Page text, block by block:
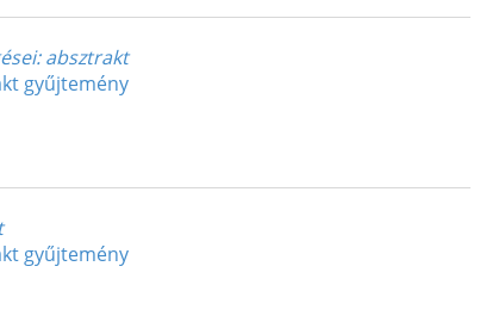
: absztrakt
gyűjtemény
gyűjtemény